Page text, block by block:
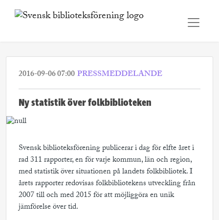
2016-09-06 07:00PRESSMEDDELANDE
Ny statistik över folkbiblioteken
Svensk biblioteksförening publicerar i dag för elfte året i
rad 311 rapporter, en för varje kommun, län och region,
med statistik över situationen på landets folkbibliotek. I
årets rapporter redovisas folkbibliotekens utveckling från
2007 till och med 2015 för att möjliggöra en unik
jämförelse över tid.